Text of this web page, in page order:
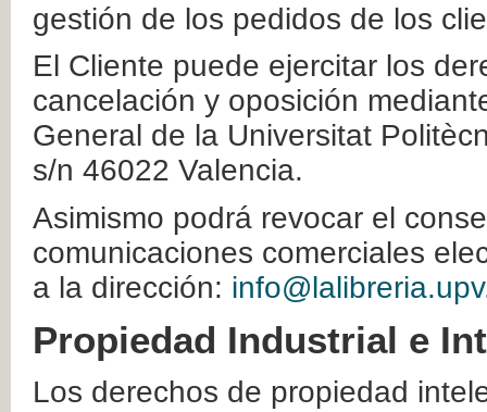
gestión de los pedidos de los
El Cliente puede ejercitar los
cancelación y oposición
General de la Universitat
s/n 46022 Valencia.
Asimismo podrá revocar el
comunicaciones comerciales
a la dirección:
Propiedad Industrial e
Los derechos de propiedad